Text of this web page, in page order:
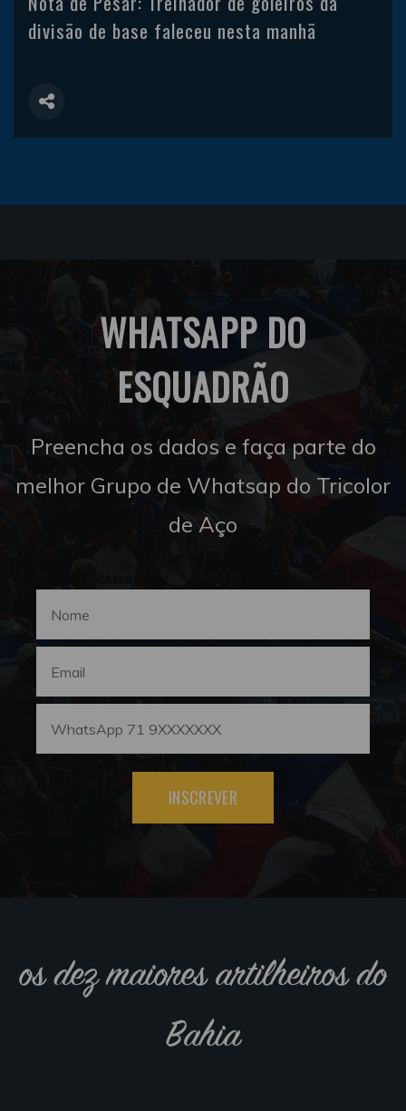
divisão de base faleceu nesta manhã
WHATSAPP DO
ESQUADRÃO
Preencha os dados e faça parte do
melhor Grupo de Whatsap do Tricolor
de Aço
INSCREVER
os dez maiores artilheiros do
Bahia